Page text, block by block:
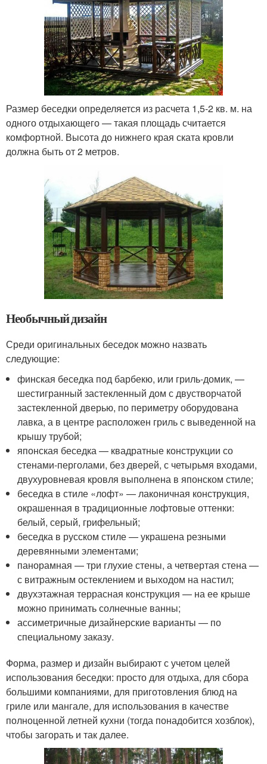
Размер беседки определяется из расчета 1,5-2 кв. м. на
одного отдыхающего — такая площадь считается
комфортной. Высота до нижнего края ската кровли
должна быть от 2 метров.
Необычный дизайн
Среди оригинальных беседок можно назвать
следующие:
финская беседка под барбекю, или гриль-домик, —
шестигранный застекленный дом с двустворчатой
застекленной дверью, по периметру оборудована
лавка, а в центре расположен гриль с выведенной на
крышу трубой;
японская беседка — квадратные конструкции со
стенами-перголами, без дверей, с четырьмя входами,
двухуровневая кровля выполнена в японском стиле;
беседка в стиле «лофт» — лаконичная конструкция,
окрашенная в традиционные лофтовые оттенки:
белый, серый, грифельный;
беседка в русском стиле — украшена резными
деревянными элементами;
панорамная — три глухие стены, а четвертая стена —
с витражным остеклением и выходом на настил;
двухэтажная террасная конструкция — на ее крыше
можно принимать солнечные ванны;
ассиметричные дизайнерские варианты — по
специальному заказу.
Форма, размер и дизайн выбирают с учетом целей
использования беседки: просто для отдыха, для сбора
большими компаниями, для приготовления блюд на
гриле или мангале, для использования в качестве
полноценной летней кухни (тогда понадобится хозблок),
чтобы загорать и так далее.